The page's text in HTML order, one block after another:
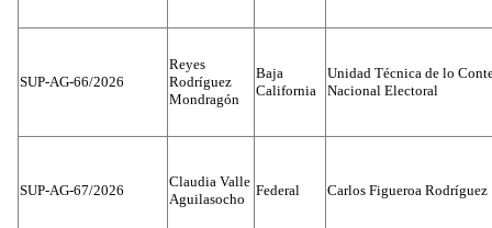
SUP-AG-66/2026
Reyes
Rodríguez
Mondragón
Baja
California
Unidad Técnica de lo
Nacional Electoral
SUP-AG-67/2026
Claudia Valle
Aguilasocho
Federal Carlos Figueroa Rodríguez